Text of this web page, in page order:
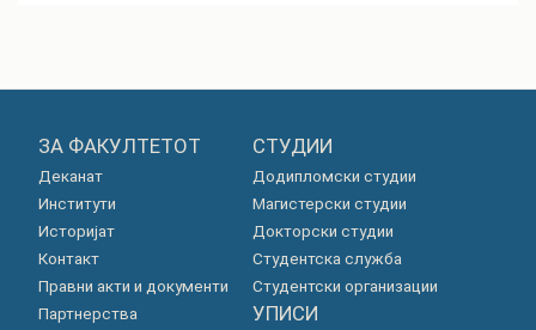
ЗА ФАКУЛТЕТОТ
Деканат
Институти
Историјат
Контакт
Правни акти и документи
Партнерства
СТУДИИ
Додипломски студии
Магистерски студии
Докторски студии
Студентска служба
Студентски организации
УПИСИ